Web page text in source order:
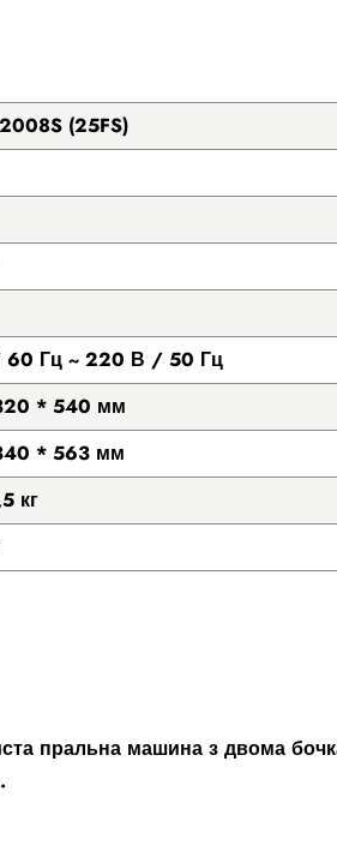
(25FS)
60 Гц ~ 220 В / 50 Гц
* 540 мм
* 563 мм
кг
пральна машина з двома